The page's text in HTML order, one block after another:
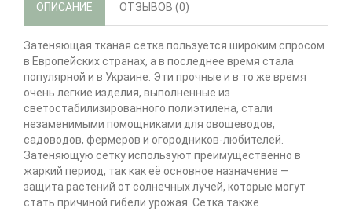
ОПИСАНИЕ ОТЗЫВОВ (0)
Затеняющая тканая сетка пользуется широким спросом
в Европейских странах, а в последнее время стала
популярной и в Украине. Эти прочные и в то же время
очень легкие изделия, выполненные из
светостабилизированного полиэтилена, стали
незаменимыми помощниками для овощеводов,
садоводов, фермеров и огородников-любителей.
Затеняющую сетку используют преимущественно в
жаркий период, так как её основное назначение —
защита растений от солнечных лучей, которые могут
стать причиной гибели урожая. Сетка также